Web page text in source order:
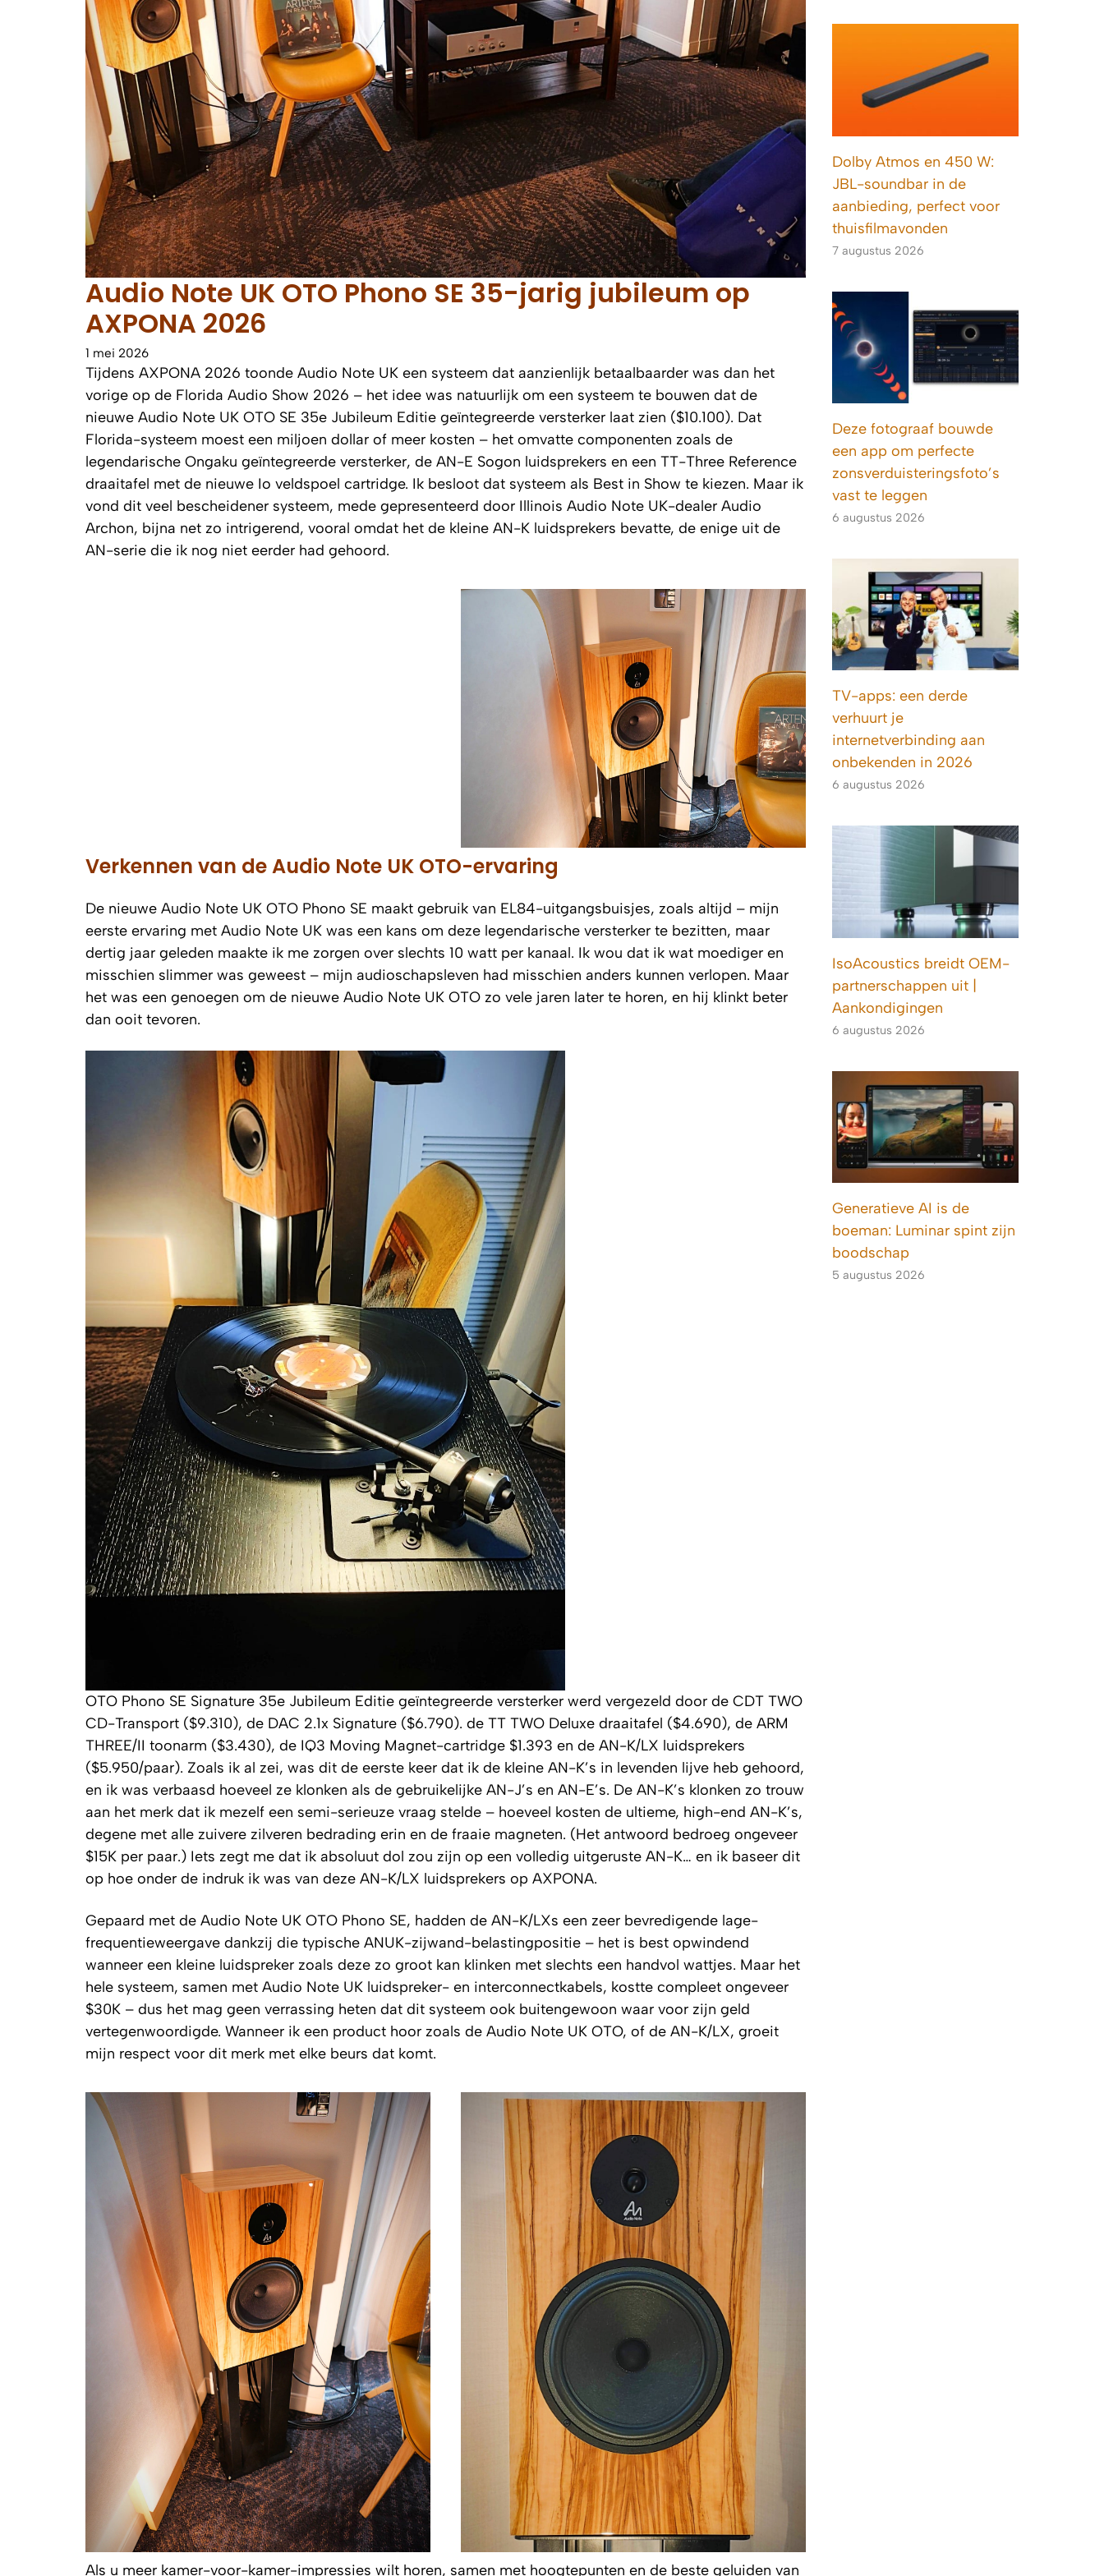
Audio Note UK OTO Phono SE 35-jarig jubileum op
AXPONA 2026
1 mei 2026
Tijdens AXPONA 2026 toonde Audio Note UK een systeem dat aanzienlijk betaalbaarder was dan het
vorige op de Florida Audio Show 2026 – het idee was natuurlijk om een systeem te bouwen dat de
nieuwe Audio Note UK OTO SE 35e Jubileum Editie geïntegreerde versterker laat zien ($10.100). Dat
Florida-systeem moest een miljoen dollar of meer kosten – het omvatte componenten zoals de
legendarische Ongaku geïntegreerde versterker, de AN-E Sogon luidsprekers en een TT-Three Reference
draaitafel met de nieuwe Io veldspoel cartridge. Ik besloot dat systeem als Best in Show te kiezen. Maar ik
vond dit veel bescheidener systeem, mede gepresenteerd door Illinois Audio Note UK-dealer Audio
Archon, bijna net zo intrigerend, vooral omdat het de kleine AN-K luidsprekers bevatte, de enige uit de
AN-serie die ik nog niet eerder had gehoord.
Verkennen van de Audio Note UK OTO-ervaring
De nieuwe Audio Note UK OTO Phono SE maakt gebruik van EL84-uitgangsbuisjes, zoals altijd – mijn
eerste ervaring met Audio Note UK was een kans om deze legendarische versterker te bezitten, maar
dertig jaar geleden maakte ik me zorgen over slechts 10 watt per kanaal. Ik wou dat ik wat moediger en
misschien slimmer was geweest – mijn audioschapsleven had misschien anders kunnen verlopen. Maar
het was een genoegen om de nieuwe Audio Note UK OTO zo vele jaren later te horen, en hij klinkt beter
dan ooit tevoren.
OTO Phono SE Signature 35e Jubileum Editie geïntegreerde versterker werd vergezeld door de CDT TWO
CD-Transport ($9.310), de DAC 2.1x Signature ($6.790). de TT TWO Deluxe draaitafel ($4.690), de ARM
THREE/II toonarm ($3.430), de IQ3 Moving Magnet-cartridge $1.393 en de AN-K/LX luidsprekers
($5.950/paar). Zoals ik al zei, was dit de eerste keer dat ik de kleine AN-K’s in levenden lijve heb gehoord,
en ik was verbaasd hoeveel ze klonken als de gebruikelijke AN-J’s en AN-E’s. De AN-K’s klonken zo trouw
aan het merk dat ik mezelf een semi-serieuze vraag stelde – hoeveel kosten de ultieme, high-end AN-K’s,
degene met alle zuivere zilveren bedrading erin en de fraaie magneten. (Het antwoord bedroeg ongeveer
$15K per paar.) Iets zegt me dat ik absoluut dol zou zijn op een volledig uitgeruste AN-K… en ik baseer dit
op hoe onder de indruk ik was van deze AN-K/LX luidsprekers op AXPONA.
Gepaard met de Audio Note UK OTO Phono SE, hadden de AN-K/LXs een zeer bevredigende lage-
frequentieweergave dankzij die typische ANUK-zijwand-belastingpositie – het is best opwindend
wanneer een kleine luidspreker zoals deze zo groot kan klinken met slechts een handvol wattjes. Maar het
hele systeem, samen met Audio Note UK luidspreker- en interconnectkabels, kostte compleet ongeveer
$30K – dus het mag geen verrassing heten dat dit systeem ook buitengewoon waar voor zijn geld
vertegenwoordigde. Wanneer ik een product hoor zoals de Audio Note UK OTO, of de AN-K/LX, groeit
mijn respect voor dit merk met elke beurs dat komt.
Als u meer kamer-voor-kamer-impressies wilt horen, samen met hoogtepunten en de beste geluiden van
Dolby Atmos en 450 W:
JBL-soundbar in de
aanbieding, perfect voor
thuisfilmavonden
7 augustus 2026
Deze fotograaf bouwde
een app om perfecte
zonsverduisteringsfoto’s
vast te leggen
6 augustus 2026
TV-apps: een derde
verhuurt je
internetverbinding aan
onbekenden in 2026
6 augustus 2026
IsoAcoustics breidt OEM-
partnerschappen uit |
Aankondigingen
6 augustus 2026
Generatieve AI is de
boeman: Luminar spint zijn
boodschap
5 augustus 2026